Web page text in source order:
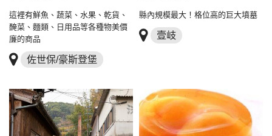
這裡有鮮魚、蔬菜、水果、乾貨、
醃菜、麵類、日用品等各種物美價
廉的商品
佐世保/豪斯登堡
縣內規模最大！格位高的巨大墳墓
壹岐